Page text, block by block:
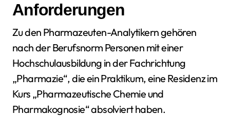
Anforderungen
Zu den Pharmazeuten-Analytikern gehören
nach der Berufsnorm Personen mit einer
Hochschulausbildung in der Fachrichtung
„Pharmazie“, die ein Praktikum, eine Residenz im
Kurs „Pharmazeutische Chemie und
Pharmakognosie“ absolviert haben.